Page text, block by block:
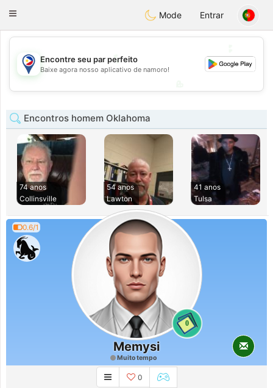
PhilippinesChat
Toggle
Mode Entrar
💕
Encontre seu par perfeito
Baixe agora nosso aplicativo de namoro!
Encontros homem Oklahoma
74 anos
Collinsville
54 anos
Lawton
41 anos
Tulsa
0.6/1
0
Memysi
Muito tempo
0